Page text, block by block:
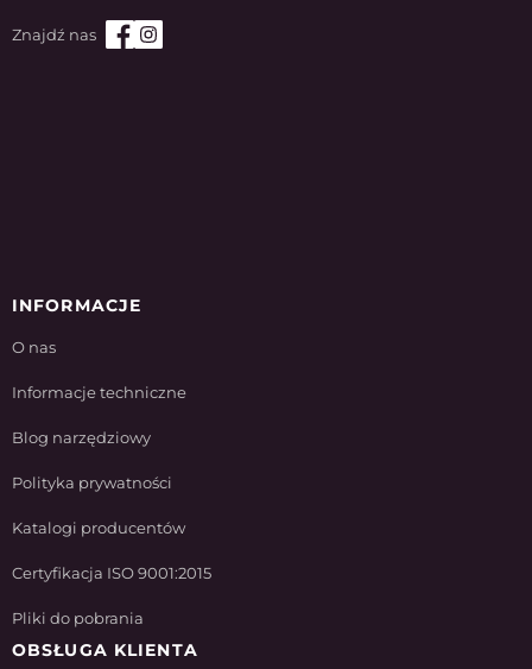
INFORMACJE
O nas
Informacje techniczne
Blog narzędziowy
Polityka prywatności
Katalogi producentów
Certyfikacja ISO 9001:2015
Pliki do pobrania
OBSŁUGA KLIENTA